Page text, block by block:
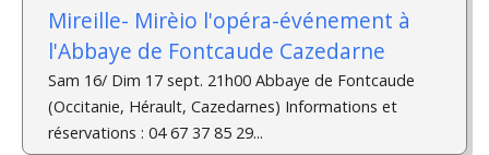
Mireille- Mirèio l'opéra-événement à
l'Abbaye de Fontcaude Cazedarne
Sam 16/ Dim 17 sept. 21h00 Abbaye de Fontcaude
(Occitanie, Hérault, Cazedarnes) Informations et
réservations : 04 67 37 85 29...